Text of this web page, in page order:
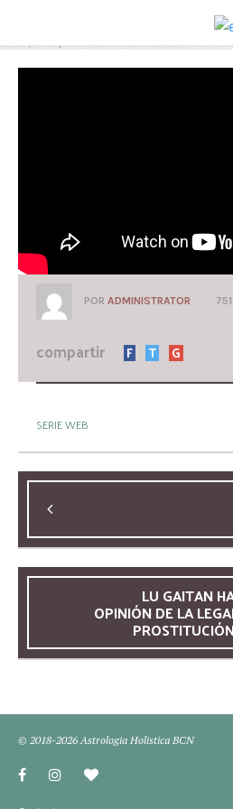
POR ADMINISTRATOR
compartir F T G
SERIE WEB
LU GAITAN
OPINIÓN DE LA
© 2018-2026 Astrologia Holistica BCN